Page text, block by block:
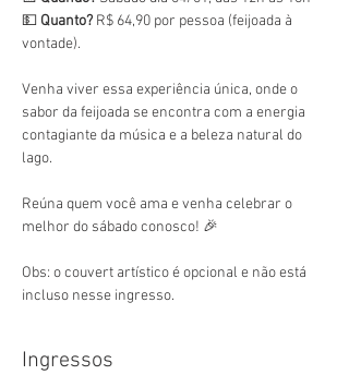
💵 Quanto? R$ 64,90 por pessoa (feijoada à
vontade).
Venha viver essa experiência única, onde o
sabor da feijoada se encontra com a energia
contagiante da música e a beleza natural do
lago.
Reúna quem você ama e venha celebrar o
melhor do sábado conosco! 🎉
Obs: o couvert artístico é opcional e não está
incluso nesse ingresso.
Ingressos